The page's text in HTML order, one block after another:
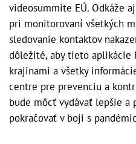
videosummite EÚ. Odkáže
pri monitorovaní všetkých
sledovanie kontaktov
dôležité, aby tieto
krajinami a všetky
centre pre prevenciu a
bude môcť vydávať lepšie a
pokračovať v boji s